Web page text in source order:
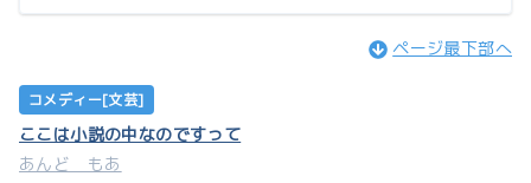
ページ最下部へ
コメディー[文芸]
ここは小説の中なのですって
あんど もあ